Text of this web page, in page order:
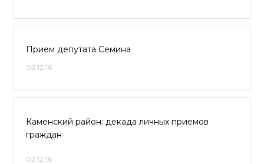
Прием депутата Семина
02.12.16
Каменский район: декада личных приемов
граждан
02.12.16